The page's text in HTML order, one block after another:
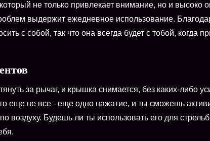
который не только привлекает внимание, но и высоко
выдержит ежедневное использование.
с собой, так что она всегда будет с тобой, когда
за рычаг, и крышка снимается, без каких-либо
еще не все - еще одно нажатие, и ты сможешь
по воздуху. Будешь ли ты использовать его для